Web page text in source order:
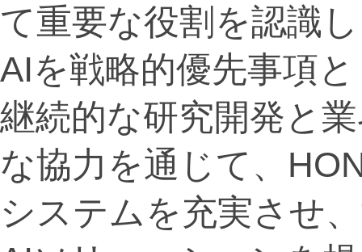
て重要な役割を認識
AIを戦略的優先事項
継続的な研究開発と
な協力を通じて、
システムを充実させ